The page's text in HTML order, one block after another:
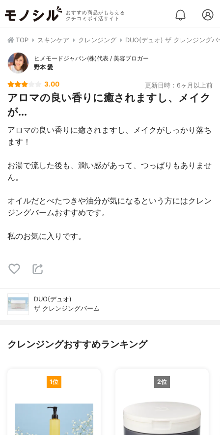
おすすめ商品がもらえる
クチコミポイ活サイト
TOP スキンケア クレンジング DUO(デュオ) ザ クレンジングバ
ヒメモードジャパン(株)代表 / 美容ブロガー
野本 愛
3.00 更新日時：6ヶ月以上前
アロマの良い香りに癒されますし、メイク
が...
アロマの良い香りに癒されますし、メイクがしっかり落ち
ます！
お湯で流した後も、潤い感があって、つっぱりもありませ
ん。
オイルだとべたつきや油分が気になるという方にはクレン
ジングバームおすすめです。
私のお気に入りです。
DUO(デュオ)
ザ クレンジングバーム
クレンジングおすすめランキング
1位 2位